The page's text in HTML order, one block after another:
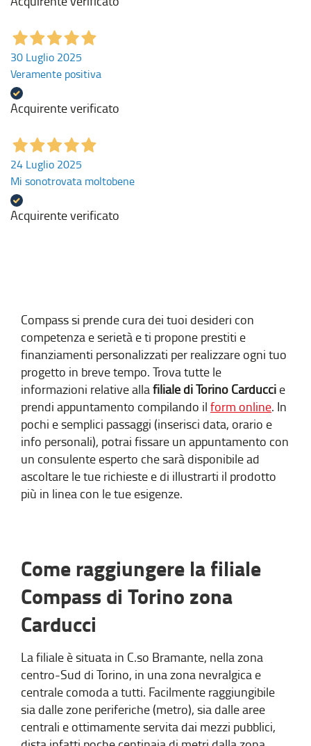
30 Luglio 2025
Veramente positiva
Acquirente verificato
24 Luglio 2025
Mi sonotrovata moltobene
Acquirente verificato
Compass si prende cura dei tuoi desideri con
competenza e serietà e ti propone prestiti e
finanziamenti personalizzati per realizzare ogni tuo
progetto in breve tempo. Trova tutte le
informazioni relative allafiliale di Torino Carducci e
prendi appuntamento compilando il form online. In
pochi e semplici passaggi (inserisci data, orario e
info personali), potrai fissare un appuntamento con
un consulente esperto che sarà disponibile ad
ascoltare le tue richieste e di illustrarti il prodotto
più in linea con le tue esigenze.
Come raggiungere la filiale
Compass di Torino zona
Carducci
La filiale è situata in C.so Bramante, nella zona
centro-Sud di Torino, in una zona nevralgica e
centrale comoda a tutti. Facilmente raggiungibile
sia dalle zone periferiche (metro), sia dalle aree
centrali e ottimamente servita dai mezzi pubblici,